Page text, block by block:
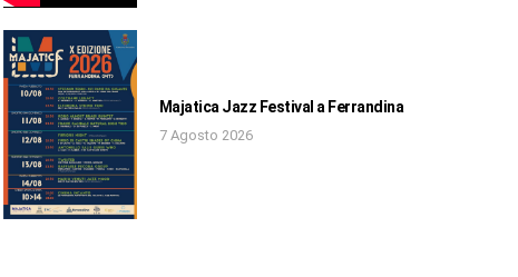
Majatica Jazz Festival a Ferrandina
7 Agosto 2026